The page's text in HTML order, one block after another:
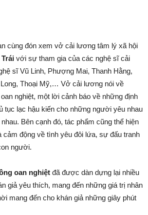
cùng đón xem vở cải lương tâm lý xã hội
với sự tham gia của các nghệ sĩ cải
sĩ Vũ Linh, Phượng Mai, Thanh Hằng,
Long, Thoại Mỹ,… Vở cải lương nói về
nghiệt, một lời cảnh báo về những định
tục lạc hậu kiến cho những người yêu nhau
Bên cạnh đó, tác phẩm cũng thể hiện
cảm động về tình yêu đôi lứa, sự đấu tranh
người.
oan nghiệt đã được dàn dựng lại nhiều
giả yêu thích, mang đến những giá trị nhân
mang đến cho khán giả những giây phút